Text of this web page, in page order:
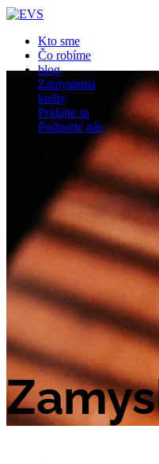
Close
Kto sme
Čo robíme
blog
Zamyslenia
knihy
Pridajte sa
Podporte nás